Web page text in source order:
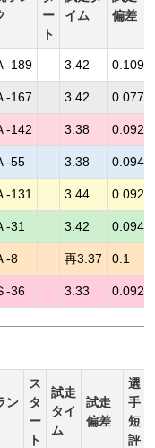
ー
ト
イム
偏差
-189 3.42 0.109
-167 3.42 0.077
-142 3.38 0.092
-55 3.38 0.094
-131 3.44 0.092
-31 3.42 0.094
-8 再3.37 0.1
-36 3.33 0.092
ン
ス
タ
ー
ト
試走
タイ
ム
試走
偏差
選
手
短
評